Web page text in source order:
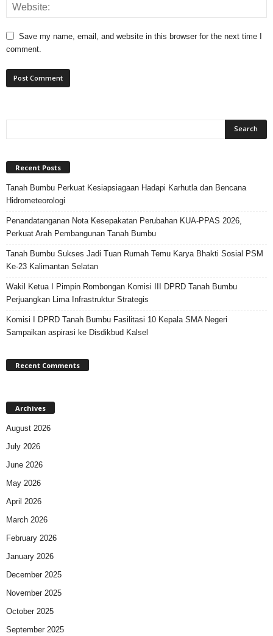
Save my name, email, and website in this browser for the next time I
comment.
Recent Posts
Tanah Bumbu Perkuat Kesiapsiagaan Hadapi Karhutla dan Bencana
Hidrometeorologi
Penandatanganan Nota Kesepakatan Perubahan KUA-PPAS 2026,
Perkuat Arah Pembangunan Tanah Bumbu
Tanah Bumbu Sukses Jadi Tuan Rumah Temu Karya Bhakti Sosial PSM
Ke-23 Kalimantan Selatan
Wakil Ketua I Pimpin Rombongan Komisi III DPRD Tanah Bumbu
Perjuangkan Lima Infrastruktur Strategis
Komisi I DPRD Tanah Bumbu Fasilitasi 10 Kepala SMA Negeri
Sampaikan aspirasi ke Disdikbud Kalsel
Recent Comments
Archives
August 2026
July 2026
June 2026
May 2026
April 2026
March 2026
February 2026
January 2026
December 2025
November 2025
October 2025
September 2025